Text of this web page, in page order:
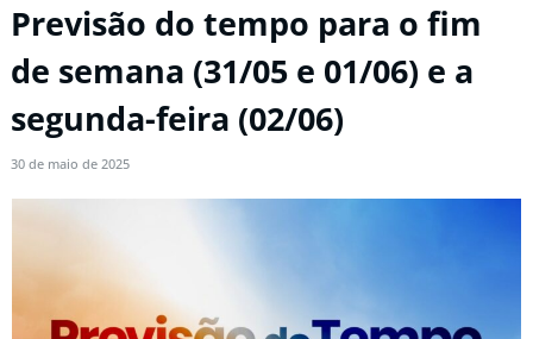
Previsão do tempo para o fim
de semana (31/05 e 01/06) e a
segunda-feira (02/06)
30 de maio de 2025